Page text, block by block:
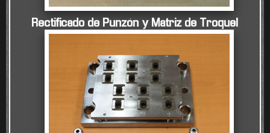
Rectificado de Punzón y Matriz de Troquel